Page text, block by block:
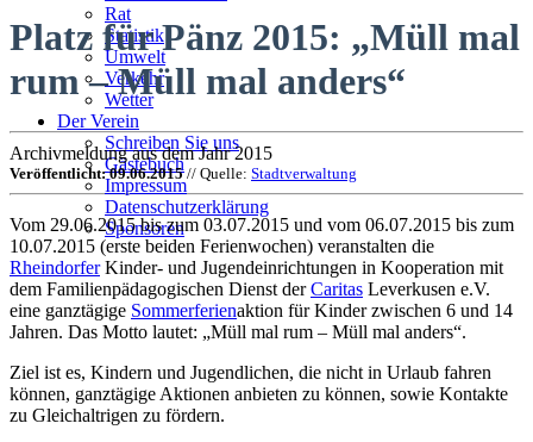
Rat
Statistik
Umwelt
Verkehr
Wetter
Der Verein
Schreiben Sie uns
Gästebuch
Impressum
Datenschutzerklärung
Sponsoren
Platz für Pänz 2015: „Müll mal
rum – Müll mal anders“
Archivmeldung aus dem Jahr 2015
Veröffentlicht: 09.06.2015// Quelle: Stadtverwaltung
Vom 29.06.2015 bis zum 03.07.2015 und vom 06.07.2015 bis zum
10.07.2015 (erste beiden Ferienwochen) veranstalten die
RheindorferKinder- und Jugendeinrichtungen in Kooperation mit
dem Familienpädagogischen Dienst derCaritas Leverkusen e.V.
eine ganztägige Sommerferienaktion für Kinder zwischen 6 und 14
Jahren. Das Motto lautet: „Müll mal rum – Müll mal anders“.
Ziel ist es, Kindern und Jugendlichen, die nicht in Urlaub fahren
können, ganztägige Aktionen anbieten zu können, sowie Kontakte
zu Gleichaltrigen zu fördern.